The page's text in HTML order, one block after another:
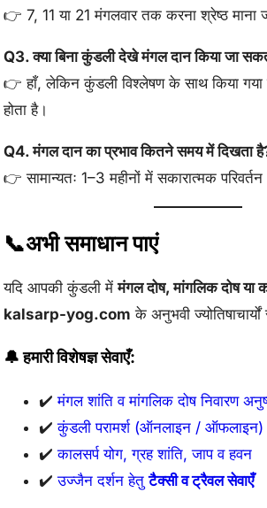
👉 7, 11 या 21 मंगलवार तक करना श्रेष्ठ माना
Q3. क्या बिना कुंडली देखे मंगल दान किया जा
👉 हाँ, लेकिन कुंडली विश्लेषण के साथ किया गया
होता है।
Q4. मंगल दान का प्रभाव कितने समय में दिखता
👉 सामान्यतः 1–3 महीनों में सकारात्मक
📞अभी समाधान पाएं
यदि आपकी कुंडली मेंमंगल दोष, मांगलिक दोष या
kalsarp-yog.com के अनुभवी
🔔 हमारी विशेषज्ञ सेवाएँ:
✔️मंगल शांति व मांगलिक दोष निवारण
✔️कुंडली परामर्श (ऑनलाइन / ऑफलाइन)
✔️कालसर्प योग, ग्रह शांति, जाप व हवन
✔️उज्जैन दर्शन हेतुटैक्सी व ट्रैवल सेवाएँ